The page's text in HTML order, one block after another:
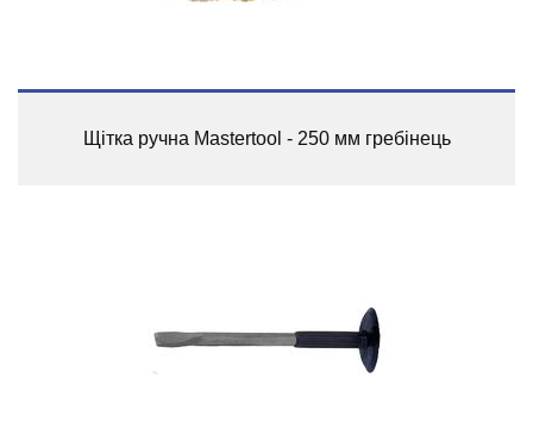
Щітка ручна Mastertool - 250 мм гребінець